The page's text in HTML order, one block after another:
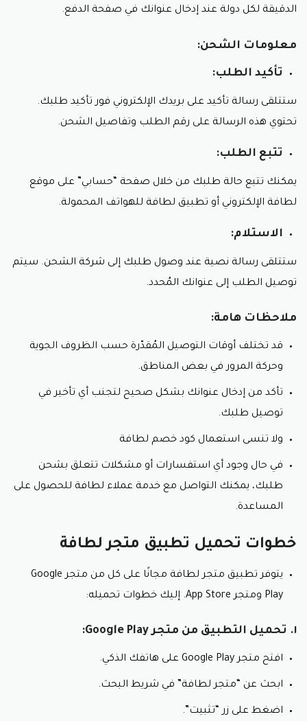
الدقيقة لكل دولة عند إدخال عنوانك في صفحة الدفع.
معلومات الشحن:
تأكيد الطلب:
ستتلقى رسالة تأكيد على بريدك الإلكتروني فور تأكيد طلبك.
تحتوي هذه الرسالة على رقم الطلب وتفاصيل الشحن.
تتبع الطلب:
يمكنك تتبع حالة طلبك من خلال صفحة “حسابي” على موقع
لطافة الإلكتروني أو تطبيق لطافة للهواتف المحمولة.
الاستلام:
ستتلقى رسالة نصية عند وصول طلبك إلى شركة الشحن. سيتم
توصيل الطلب إلى عنوانك المُحدد.
ملاحظات هامة:
قد تختلف أوقات التوصيل المُقدّرة حسب الظروف الجوية
وحركة المرور في بعض المناطق.
تأكد من إدخال عنوانك بشكل صحيح لتجنب أي تأخير في
توصيل طلبك.
ولا تنسى استعمال كود خصم لطافة
في حال وجود أي استفسارات أو مشكلات تتعلق بشحن
طلبك، يمكنك التواصل مع خدمة عملاء لطافة للحصول على
المساعدة.
خطوات تحميل تطبيق متجر لطافة
يتوفر تطبيق متجر لطافة مجانًا على كل من متجر Google
Play ومتجر App Store. إليك خطوات تحميله:
١. تحميل التطبيق من متجر Google Play:
افتح متجر Google Play على هاتفك الذكي.
ابحث عن “متجر لطافة” في شريط البحث.
اضغط على زر “تثبيت”.